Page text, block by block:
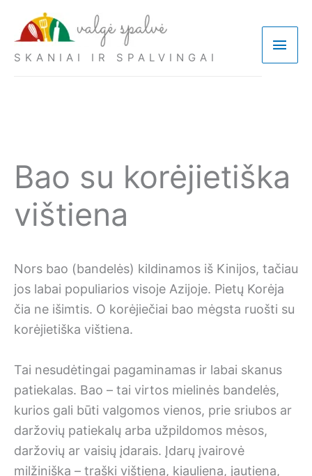
SKANIAI IR SPALVINGAI
Bao su korėjietiška
vištiena
Nors bao (bandelės) kildinamos iš Kinijos, tačiau
jos labai populiarios visoje Azijoje. Pietų Korėja
čia ne išimtis. O korėjiečiai bao mėgsta ruošti su
korėjietiška vištiena.
Tai nesudėtingai pagaminamas ir labai skanus
patiekalas. Bao – tai virtos mielinės bandelės,
kurios gali būti valgomos vienos, prie sriubos ar
daržovių patiekalų arba užpildomos mėsos,
daržovių ar vaisių įdarais. Įdarų įvairovė
milžiniška – traški vištiena, kiauliena, jautiena,